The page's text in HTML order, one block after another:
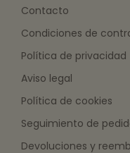
Contacto
Condiciones de
Política de privacidad
Aviso legal
Política de cookies
Seguimiento de
Devoluciones y